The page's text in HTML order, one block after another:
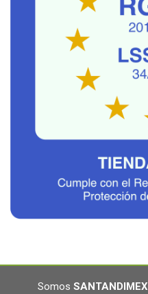
Somos SANTANDIMEX